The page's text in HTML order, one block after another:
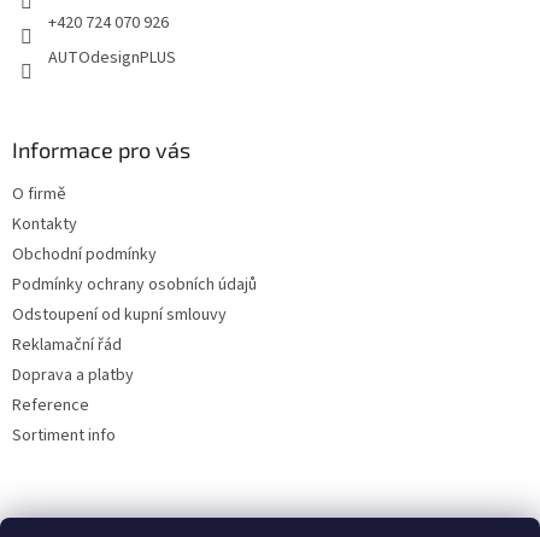
+420 724 070 926
AUTOdesignPLUS
Informace pro vás
O firmě
Kontakty
Obchodní podmínky
Podmínky ochrany osobních údajů
Odstoupení od kupní smlouvy
Reklamační řád
Doprava a platby
Reference
Sortiment info